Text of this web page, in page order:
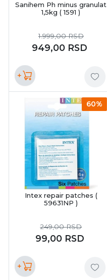
Sanihem Ph minus granulat
1,5kg ( 1591 )
949,00 RSD
1.999,00RSD
+
60%
Intex repair patches (
59631NP )
99,00 RSD
249,00RSD
+